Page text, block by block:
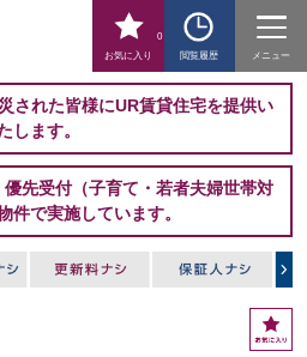
お気に入り
0
閲覧履歴
メニュー
された皆様にUR賃貸住宅を提供い
します。
先受付（子育て・若者夫婦世帯対
件で実施しています。
お
気